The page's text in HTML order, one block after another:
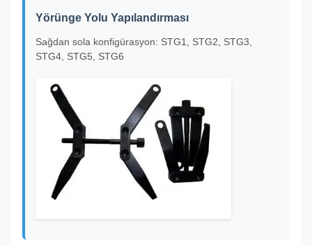
Yörünge Yolu Yapılandırması
Sağdan sola konfigürasyon: STG1, STG2, STG3,
STG4, STG5, STG6